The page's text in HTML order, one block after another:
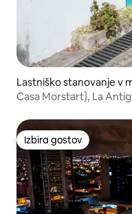
Lastniško stanovanje v
Huertas
Casa Morstart}, La
Izbira gostov
Izbira gostov